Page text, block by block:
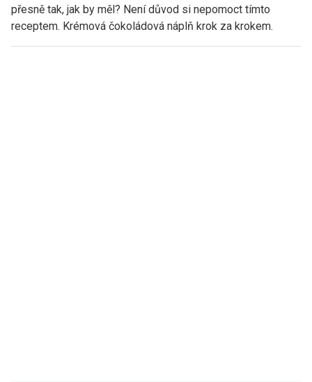
přesně tak, jak by měl? Není důvod si nepomoct tímto
receptem. Krémová čokoládová náplň krok za krokem.